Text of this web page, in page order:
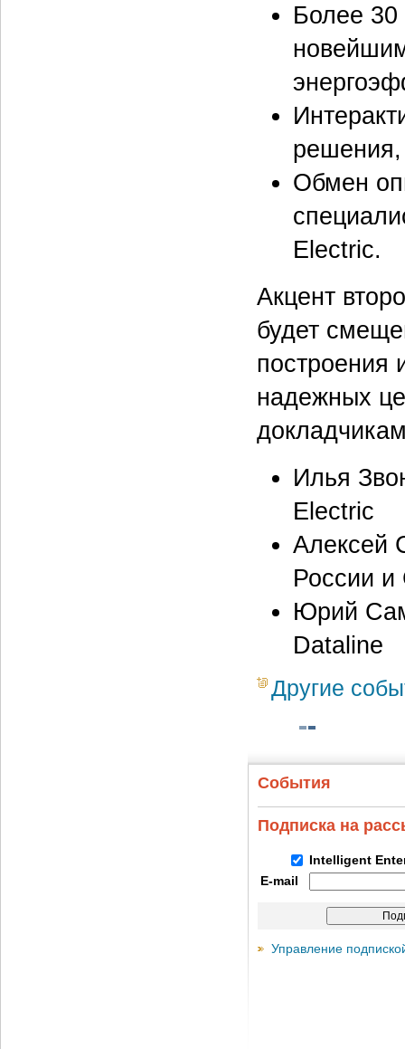
Более 30
решения,
Обмен
Electric.
Акцент
будет
построения
надежных
Илья
Electric
Алексей
России
Юрий
Dataline
Другие
События
Подписка на
Intelligent
E-mail
Управление